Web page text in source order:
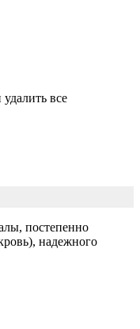
все
постепенно
надежного